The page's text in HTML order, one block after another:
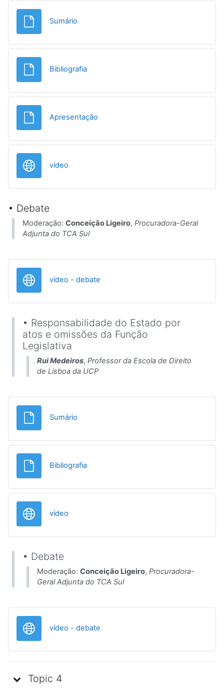
Sumário
BibliografiaFile
Apresentação
vídeo
• Debate
Moderação: Conceição Ligeiro, Procuradora-Geral
Adjunta do TCA Sul
vídeo - debate
• Responsabilidade do Estado por
atos e omissões da Função
Legislativa
Rui Medeiros, Professor da Escola de Direito
de Lisboa da UCP
Sumário
BibliografiaFile
vídeo
• Debate
Moderação: Conceição Ligeiro, Procuradora-
Geral Adjunta do TCA Sul
vídeo - debate
Topic 4